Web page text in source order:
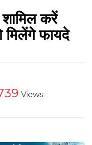
करें
मिलेंगे फायदे
Views